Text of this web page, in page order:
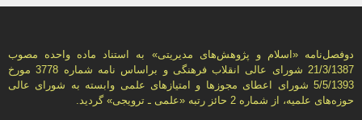
دوفصل‌نامه «اسلام و پژوهش‌های مديريتی» به استناد ماده واحده مصوب
21/3/1387 شورای عالی انقلاب فرهنگی و براساس نامه شماره 3778 مورخ
5/5/1393 شورای اعطای مجوزها و امتيازهای علمی وابسته به شورای عالی
حوزه‌های علميه، از شماره 2 حائز رتبه «علمی ـ ترويجی» گرديد.